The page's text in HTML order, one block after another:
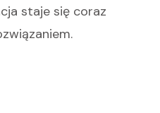
staje się coraz